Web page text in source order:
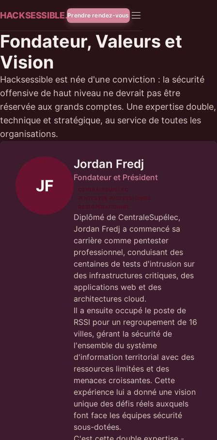
HACKSESSIBLE.Prendre rendez-vous
Fondateur, Valeurs et
Vision
Hacksessible est née d'une conviction : la sécurité
offensive de haut niveau ne devrait pas être
réservée aux grands comptes. Une expertise double,
technique et stratégique, au service de toutes les
organisations.
JF
Jordan Fredj
Fondateur et Président
Diplômé de CentraleSupélec,
Jordan Fredj a commencé sa
carrière comme pentester
professionnel, conduisant des
centaines de tests d'intrusion sur
des infrastructures critiques, des
applications web et des
architectures cloud.
Il a ensuite occupé le poste de
RSSI pour un regroupement de 16
villes, gérant la sécurité de
l'ensemble du système
d'information territorial avec des
ressources limitées et des
menaces croissantes. Cette
expérience lui a donné une vision
unique des défis réels auxquels
font face les équipes sécurité
sous-dotées.